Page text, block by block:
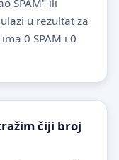
u rezultat za
0 SPAM i 0
čiji broj